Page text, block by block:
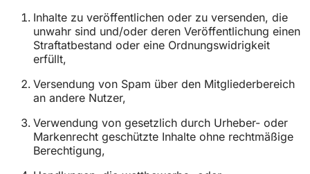
Inhalte zu veröffentlichen oder zu versenden, die
unwahr sind und/oder deren Veröffentlichung einen
Straftatbestand oder eine Ordnungswidrigkeit
erfüllt,
Versendung von Spam über den Mitgliederbereich
an andere Nutzer,
Verwendung von gesetzlich durch Urheber- oder
Markenrecht geschützte Inhalte ohne rechtmäßige
Berechtigung,